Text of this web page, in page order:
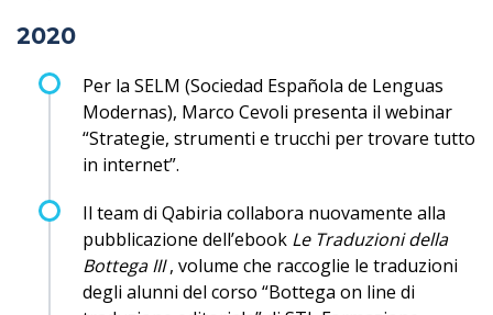
2020
Per la SELM (Sociedad Española de Lenguas
Modernas), Marco Cevoli presenta il webinar
“Strategie, strumenti e trucchi per trovare tutto
in internet”.
Il team di Qabiria collabora nuovamente alla
pubblicazione dell’ebook Le Traduzioni della
Bottega III, volume che raccoglie le traduzioni
degli alunni del corso “Bottega on line di